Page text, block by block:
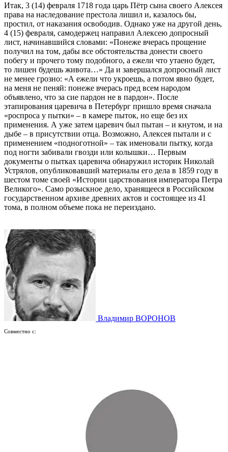
Итак, 3 (14) февраля 1718 года царь Пётр сына своего Алексея
права на наследование престола лишил и, казалось бы,
простил, от наказания освободив. Однако уже на другой день,
4 (15) февраля, самодержец направил Алексею допросный
лист, начинавшийся словами: «Понеже вчерась прощение
получил на том, дабы все обстоятельства донести своего
побегу и прочего тому подобного, а ежели что утаено будет,
то лишен будешь живота…» Да и завершался допросный лист
не менее грозно: «А ежели что укроешь, а потом явно будет,
на меня не пеняй: понеже вчерась пред всем народом
объявлено, что за сие пардон не в пардон». После
этапирования царевича в Петербург пришло время сначала
«роспроса у пытки» – в камере пыток, но еще без их
применения. А уже затем царевич был пытан – и кнутом, и на
дыбе – в присутствии отца. Возможно, Алексея пытали и с
применением «подноготной» – так именовали пытку, когда
под ногти забивали гвозди или колышки… Первым
документы о пытках царевича обнаружил историк Николай
Устрялов, опубликовавший материалы его дела в 1859 году в
шестом томе своей «Истории царствования императора Петра
Великого». Само розыскное дело, хранящееся в Российском
государственном архиве древних актов и состоящее из 41
тома, в полном объеме пока не переиздано.
Владимир ВОРОНОВ
Совместно с: